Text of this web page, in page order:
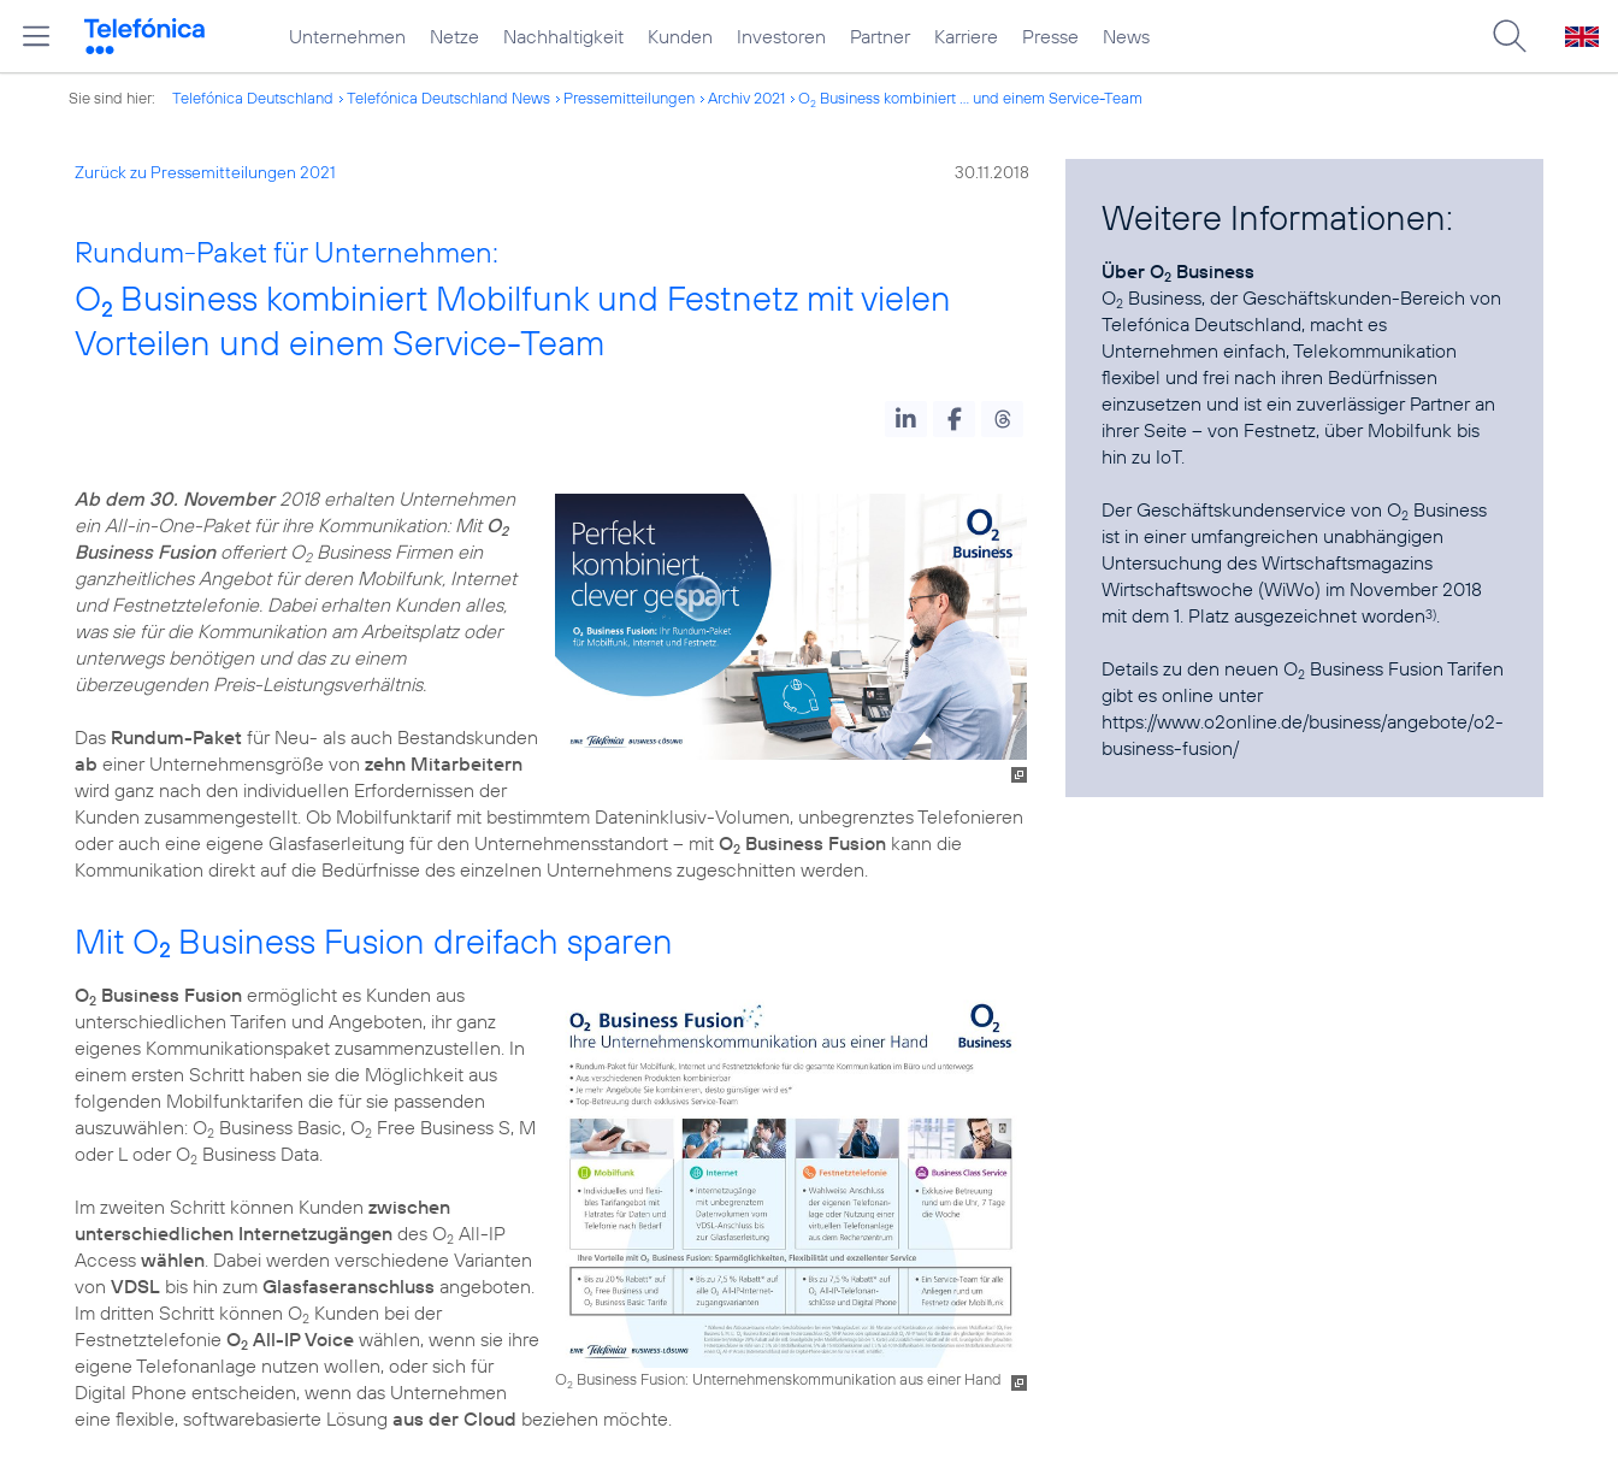
Unternehmen Netze Nachhaltigkeit Kunden Investoren Partner Karriere Presse News
Sie sind hier: Telefónica Deutschland Telefónica Deutschland News Pressemitteilungen Archiv 2021 O2 Business kombiniert ... und einem Service-Team
Zurück zu Pressemitteilungen 2021 30.11.2018
Rundum-Paket für Unternehmen:
O2 Business kombiniert Mobilfunk und Festnetz mit vielen
Vorteilen und einem Service-Team
Ab dem 30. November2018 erhalten Unternehmen
ein All-in-One-Paket für ihre Kommunikation: Mit O2
Business Fusionofferiert O2Business Firmen ein
ganzheitliches Angebot für deren Mobilfunk, Internet
und Festnetztelefonie. Dabei erhalten Kunden alles,
was sie für die Kommunikation am Arbeitsplatz oder
unterwegs benötigen und das zu einem
überzeugenden Preis-Leistungsverhältnis.
Das Rundum-Paket für Neu- als auch Bestandskunden
ab einer Unternehmensgröße von zehn Mitarbeitern
wird ganz nach den individuellen Erfordernissen der
Kunden zusammengestellt. Ob Mobilfunktarif mit bestimmtem Dateninklusiv-Volumen, unbegrenztes Telefonieren
oder auch eine eigene Glasfaserleitung für den Unternehmensstandort – mit O2 Business Fusion kann die
Kommunikation direkt auf die Bedürfnisse des einzelnen Unternehmens zugeschnitten werden.
Mit O2 Business Fusion dreifach sparen
O2Business Fusion: Unternehmenskommunikation aus einer Hand
O2 Business Fusion ermöglicht es Kunden aus
unterschiedlichen Tarifen und Angeboten, ihr ganz
eigenes Kommunikationspaket zusammenzustellen. In
einem ersten Schritt haben sie die Möglichkeit aus
folgenden Mobilfunktarifen die für sie passenden
auszuwählen: O2 Business Basic, O2 Free Business S, M
oder L oder O2 Business Data.
Im zweiten Schritt können Kunden zwischen
unterschiedlichen Internetzugängen des O2 All-IP
Access wählen. Dabei werden verschiedene Varianten
von VDSL bis hin zum Glasfaseranschluss angeboten.
Im dritten Schritt können O2 Kunden bei der
Festnetztelefonie O2 All-IP Voice wählen, wenn sie ihre
eigene Telefonanlage nutzen wollen, oder sich für
Digital Phone entscheiden, wenn das Unternehmen
eine flexible, softwarebasierte Lösung aus der Cloud beziehen möchte.
Weitere Informationen:
Über O2 Business
O2 Business, der Geschäftskunden-Bereich von
Telefónica Deutschland, macht es
Unternehmen einfach, Telekommunikation
flexibel und frei nach ihren Bedürfnissen
einzusetzen und ist ein zuverlässiger Partner an
ihrer Seite – von Festnetz, über Mobilfunk bis
hin zu IoT.
Der Geschäftskundenservice von O2 Business
ist in einer umfangreichen unabhängigen
Untersuchung des Wirtschaftsmagazins
Wirtschaftswoche (WiWo) im November 2018
mit dem 1. Platz ausgezeichnet worden3).
Details zu den neuen O2 Business Fusion Tarifen
gibt es online unter
https://www.o2online.de/business/angebote/o2-
business-fusion/